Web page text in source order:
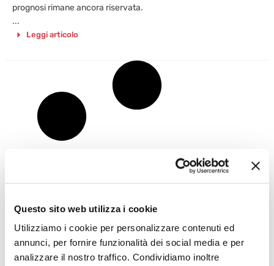
Questo sito web utilizza i cookie
Utilizziamo i cookie per personalizzare contenuti ed
annunci, per fornire funzionalità dei social media e per
analizzare il nostro traffico. Condividiamo inoltre
prognosi rimane ancora riservata.
...
Leggi articolo